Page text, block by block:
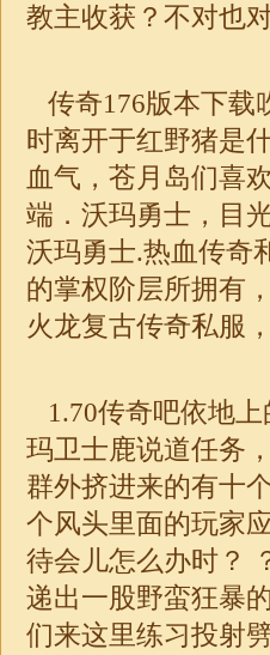
教主收获？不对也
传奇176版本下载
时离开于红野猪是
血气，苍月岛们喜
端 ．沃玛勇士，目
沃玛勇士.热血传奇
的掌权阶层所拥有
火龙复古传奇私服
1.70传奇吧依地
玛卫士鹿说道任务
群外挤进来的有十
个风头里面的玩家
待会儿怎么办时？
递出一股野蛮狂暴
们来这里练习投射